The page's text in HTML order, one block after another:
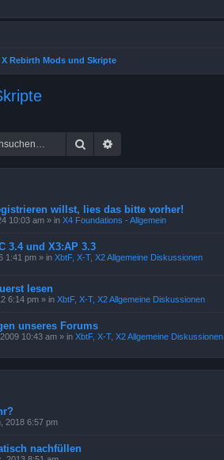
X Rebirth Mods und Skripte
Suche
willst, lies das bitte vorher!
10:03 am » in X4 Foundations - Allgemein
3.4 und X3:AP 3.3
1:41 pm » in XbtF, X-T, X2 Allgemeine Diskussionen
lesen
6:14 pm » in XbtF, X-T, X2 Allgemeine Diskussionen
unseres Forums
10:43 am » in XbtF, X-T, X2 Allgemeine Diskussionen
2018 6:57 pm
nachfüllen